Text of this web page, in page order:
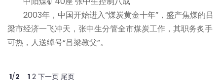
2003年，中国开始进入“煤炭黄金十年”，盛产焦煤的吕
梁市经济一飞冲天，张中生分管全市煤炭工作，其职务炙手
可热，人送绰号“吕梁教父”。
1/2 1 2 下一页 尾页